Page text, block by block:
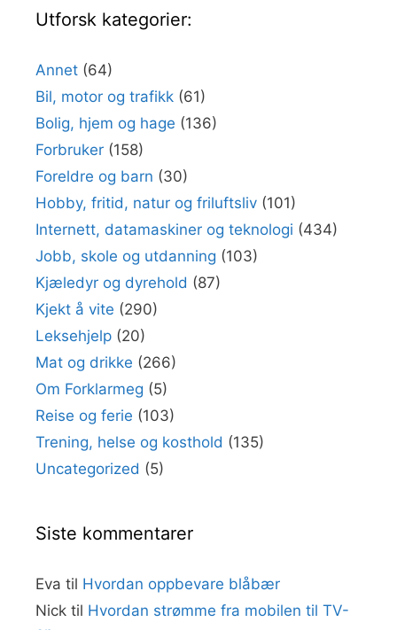
Utforsk kategorier:
Annet (64)
Bil, motor og trafikk (61)
Bolig, hjem og hage (136)
Forbruker (158)
Foreldre og barn (30)
Hobby, fritid, natur og friluftsliv (101)
Internett, datamaskiner og teknologi (434)
Jobb, skole og utdanning (103)
Kjæledyr og dyrehold (87)
Kjekt å vite (290)
Leksehjelp (20)
Mat og drikke (266)
Om Forklarmeg (5)
Reise og ferie (103)
Trening, helse og kosthold (135)
Uncategorized (5)
Siste kommentarer
Eva til Hvordan oppbevare blåbær
Nick til Hvordan strømme fra mobilen til TV-